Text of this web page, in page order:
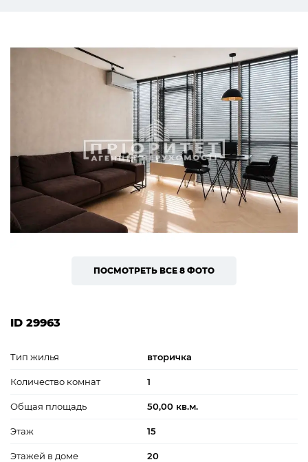
ПОСМОТРЕТЬ ВСЕ 8 ФОТО
ID 29963
Тип жилья вторичка
Количество комнат 1
Общая площадь 50,00 кв.м.
Этаж 15
Этажей в доме 20